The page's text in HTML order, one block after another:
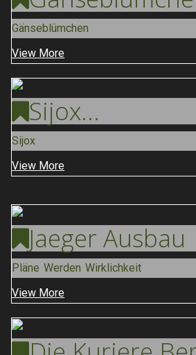
Gänseblümchen
View More
Sijox...
Sijox
View More
Jaeger Ausbau
Pläne Werden Wirklichkeit
View More